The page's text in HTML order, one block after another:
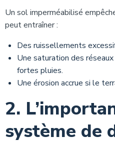
Un sol imperméabilisé
peut entraîner :
Des ruissellements
Une saturation des réseaux
fortes pluies.
Une érosion accrue si le
2.
système de